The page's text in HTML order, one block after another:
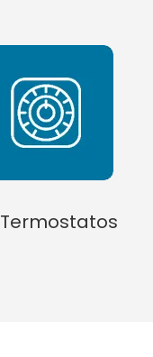
Termostatos